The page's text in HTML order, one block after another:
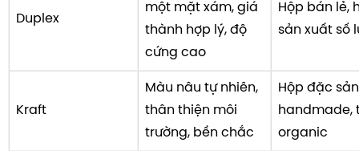
Duplex
một mặt xám, giá
thành hợp lý, độ
cứng cao
Hộp bán lẻ,
sản xuất số
Kraft
Màu nâu tự nhiên,
thân thiện môi
trường, bền chắc
Hộp đặc
handmade,
organic